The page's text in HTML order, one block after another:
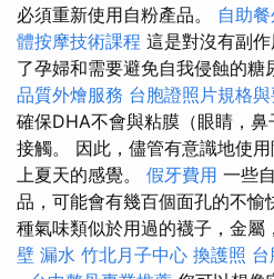
必須重新使用自粉產品。 自助
體按摩技術課程 這是對沒有副
了孕婦和需要避免自我侵蝕的糖
品質外燴服務 台胞證照片規格
確保DHA不會與粘膜（眼睛，
接觸。 因此，儘管有意識地使
上夏天的感覺。 假牙費用 一些
品，可能會有幾百個面孔的不愉
種氣味類似於用過的襪子，金屬
壁 漏水 竹北月子中心 換護照